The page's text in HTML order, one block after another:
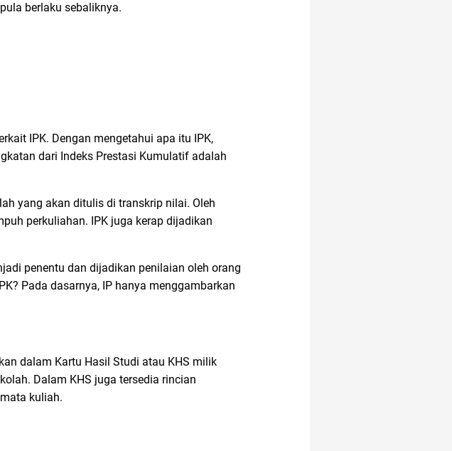
berlaku sebaliknya.
IPK. Dengan mengetahui apa itu IPK,
dari Indeks Prestasi Kumulatif adalah
yang akan ditulis di transkrip nilai. Oleh
perkuliahan. IPK juga kerap dijadikan
penentu dan dijadikan penilaian oleh orang
Pada dasarnya, IP hanya menggambarkan
dalam Kartu Hasil Studi atau KHS milik
Dalam KHS juga tersedia rincian
kuliah.